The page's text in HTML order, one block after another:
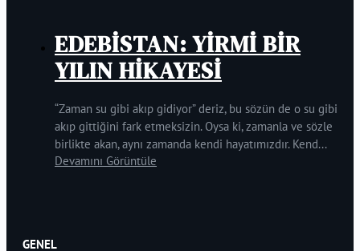
EDEBİSTAN: YİRMİ BİR
YILIN HİKAYESİ
“Zaman su gibi akıp gidiyor” deriz, bu sözün de o su gibi
akıp gittiğini fark etmeksizin. Oysa ki, zamanla ve sözle
birlikte akan, aynı zamanda kendi hayatımızdır. Kend...
Devamını Görüntüle
GENEL